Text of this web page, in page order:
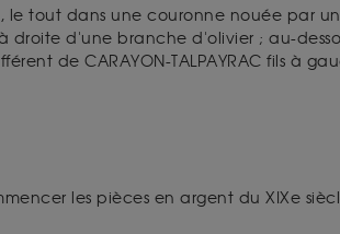
le tout dans une couronne nouée par
d'une branche d'olivier ; au-
de CARAYON-TALPAYRAC fils à
les pièces en argent du XIXe